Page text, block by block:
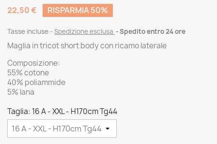
22,50 €
RISPARMIA 50%
Tasse incluse Spedizione esclusa Spedito entro 24 ore
Maglia in tricot short body con ricamo laterale
Composizione:
55% cotone
40% poliammide
5% lana
Taglia: 16 A - XXL - H170cm Tg44